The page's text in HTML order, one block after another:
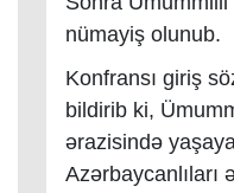
nümayiş olunub.
Konfransı giriş
bildirib ki,
ərazisində
Azərbaycanlıları